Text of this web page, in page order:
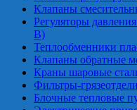
Клапаны
Регуляторы
В)
Теплообменники
Клапаны обратные
Краны шаровые
Фильтры-
Блочные тепловые